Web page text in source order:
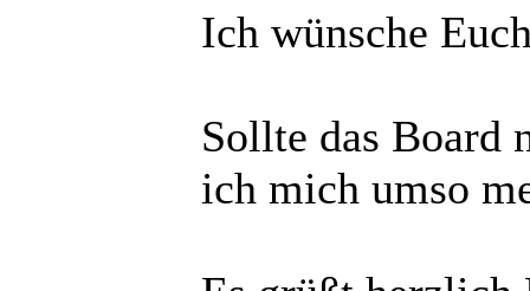
Ich wünsche
Sollte das Board
ich mich umso